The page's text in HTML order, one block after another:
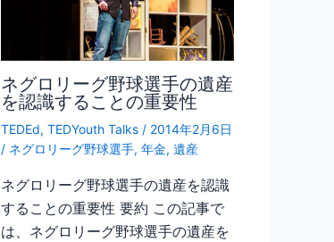
ネグロリーグ野球選手の遺産
を認識することの重要性
TEDEd, TEDYouth Talks/ 2014年2月6日
/ ネグロリーグ野球選手, 年金, 遺産
ネグロリーグ野球選手の遺産を認識
することの重要性 要約 この記事で
は、ネグロリーグ野球選手の遺産を